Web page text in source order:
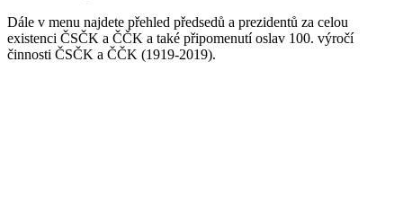
Dále v menu najdete přehled předsedů a prezidentů za celou
existenci ČSČK a ČČK a také připomenutí oslav 100. výročí
činnosti ČSČK a ČČK (1919-2019).